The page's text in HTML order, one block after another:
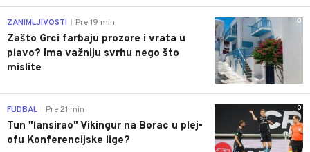
0
ZANIMLJIVOSTI Pre 19 min
Zašto Grci farbaju prozore i vrata u
plavo? Ima važniju svrhu nego što
mislite
0
FUDBAL Pre 21 min
Tun "lansirao" Vikingur na Borac u plej-
ofu Konferencijske lige?